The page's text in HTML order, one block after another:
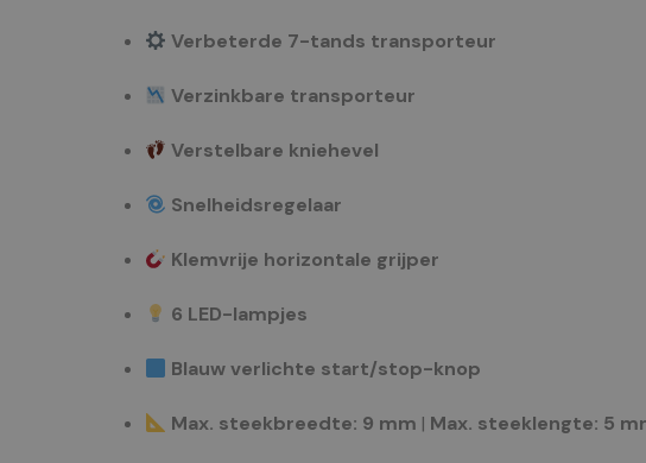
Verbeterde 7-tands transporteur
Verzinkbare transporteur
Verstelbare kniehevel
Snelheidsregelaar
Klemvrije horizontale grijper
6 LED-lampjes
Blauw verlichte start/stop-knop
Max. steekbreedte: 9 mm | Max. steeklengte: 5